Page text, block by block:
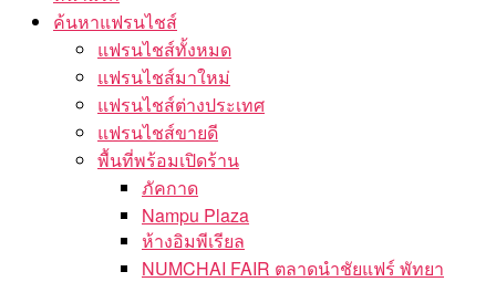
ค้นหาแฟรนไชส์
แฟรนไชส์ทั้งหมด
แฟรนไชส์มาใหม่
แฟรนไชส์ต่างประเทศ
แฟรนไชส์ขายดี
พื้นที่พร้อมเปิดร้าน
ภัคกาด
Nampu Plaza
ห้างอิมพีเรียล
NUMCHAI FAIR ตลาดนำชัยแฟร์ พัทยา